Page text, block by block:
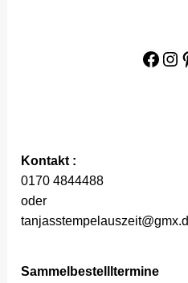
Kontakt :
0170 4844488
oder
Sammelbestellltermine